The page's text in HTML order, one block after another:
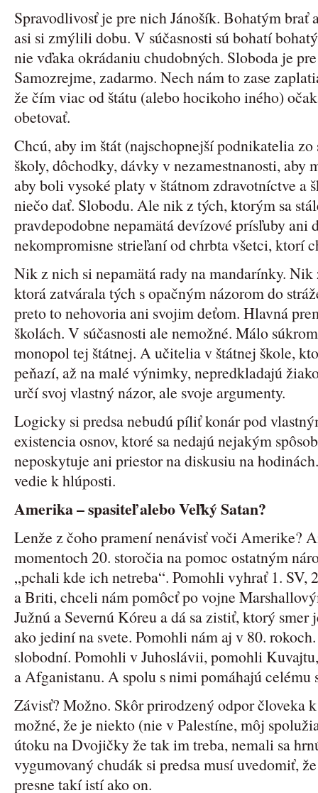
Spravodlivosť je pre nich Jánošík. Bohatým brať
asi si zmýlili dobu. V súčasnosti sú bohatí
nie vďaka okrádaniu chudobných. Sloboda je
Samozrejme, zadarmo. Nech nám to zase
že čím viac od štátu (alebo hocikoho iného)
obetovať.
Chcú, aby im štát (najschopnejší podnikatelia
školy, dôchodky, dávky v nezamestnanosti, aby
aby boli vysoké platy v štátnom zdravotníctve a
niečo dať. Slobodu. Ale nik z tých, ktorým sa
pravdepodobne nepamätá devízové prísľuby
nekompromisne strieľaní od chrbta všetci, ktorí
Nik z nich si nepamätá rady na mandarínky.
ktorá zatvárala tých s opačným názorom do
preto to nehovoria ani svojim deťom. Hlavná
školách. V súčasnosti ale nemožné. Málo
monopol tej štátnej. A učitelia v štátnej škole,
peňazí, až na malé výnimky, nepredkladajú
určí svoj vlastný názor, ale svoje argumenty.
Logicky si predsa nebudú píliť konár pod
existencia osnov, ktoré sa nedajú nejakým
neposkytuje ani priestor na diskusiu na
vedie k hlúposti.
Amerika – spasiteľ alebo Veľký Satan?
Lenže z čoho pramení nenávisť voči Amerike?
momentoch 20. storočia na pomoc ostatným
„pchali kde ich netreba“. Pomohli vyhrať 1.
a Briti, chceli nám pomôcť po vojne
Južnú a Severnú Kóreu a dá sa zistiť, ktorý smer
ako jediní na svete. Pomohli nám aj v 80.
slobodní. Pomohli v Juhoslávii, pomohli
a Afganistanu. A spolu s nimi pomáhajú celému
Závisť? Možno. Skôr prirodzený odpor človeka
možné, že je niekto (nie v Palestíne, môj
útoku na Dvojičky že tak im treba, nemali sa
vygumovaný chudák si predsa musí uvedomiť,
presne takí istí ako on.